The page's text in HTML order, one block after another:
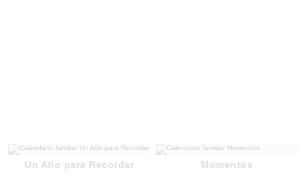
Un Año para Recordar Momentos